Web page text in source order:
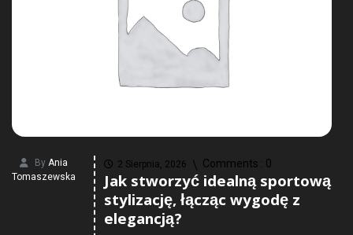
By Ania
Tomaszewska
2 Sierpnia, 2026 Comments : 0
Jak stworzyć idealną sportową
stylizację, łącząc wygodę z
elegancją?